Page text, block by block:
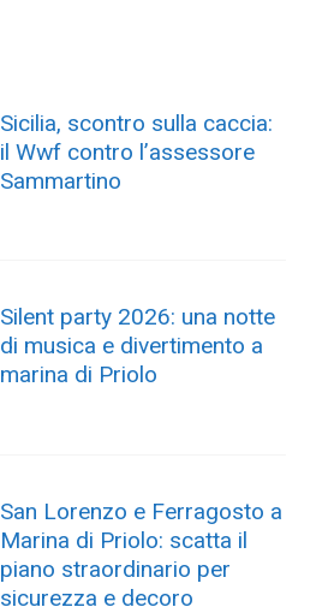
Sicilia, scontro sulla caccia:
il Wwf contro l’assessore
Sammartino
Silent party 2026: una notte
di musica e divertimento a
marina di Priolo
San Lorenzo e Ferragosto a
Marina di Priolo: scatta il
piano straordinario per
sicurezza e decoro